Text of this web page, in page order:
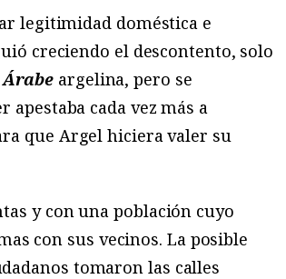
legitimidad doméstica e
creciendo el descontento, solo
argelina, pero se
cada vez más a
que Argel hiciera valer su
y con una población cuyo
con sus vecinos. La posible
tomaron las calles